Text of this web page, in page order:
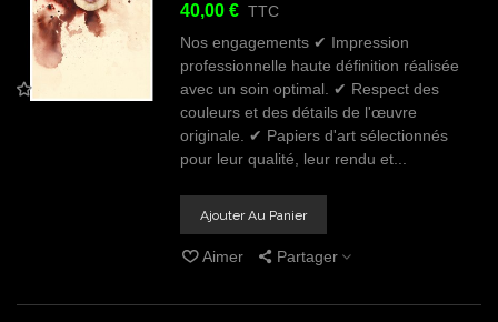
40,00 € TTC
Nos engagements ✔ Impression
professionnelle haute définition réalisée
avec un soin optimal. ✔ Respect des
couleurs et des détails de l'œuvre
originale. ✔ Papiers d'art sélectionnés
pour leur qualité, leur rendu et...
Ajouter Au Panier
Aimer Partager